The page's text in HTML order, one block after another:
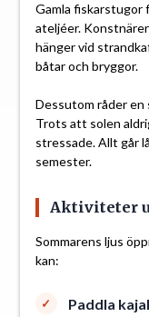
Gamla fiskarstugor
ateljéer.
hänger vid
båtar och bryggor.
Dessutom råder en
Trots att solen
stressade. Allt går
semester.
Aktiviteter
Sommarens ljus
kan:
Paddla